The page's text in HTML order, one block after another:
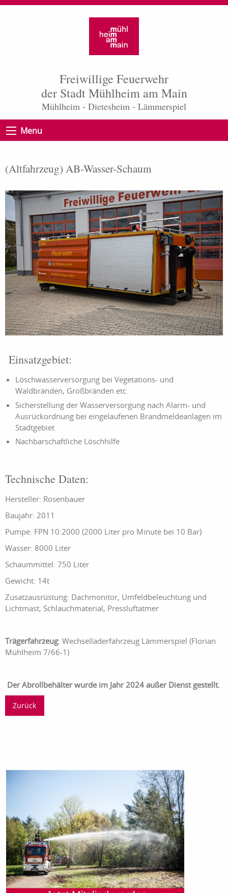
Freiwillige Feuerwehr
der Stadt Mühlheim am Main
Mühlheim - Dietesheim - Lämmerspiel
Menu
(Altfahrzeug) AB-Wasser-Schaum
Einsatzgebiet:
Löschwasserversorgung bei Vegetations- und
Waldbränden, Großbränden etc.
Sicherstellung der Wasserversorgung nach Alarm- und
Ausrückordnung bei eingelaufenen Brandmeldeanlagen im
Stadtgebiet
Nachbarschaftliche Löschhilfe
Technische Daten:
Hersteller: Rosenbauer
Baujahr: 2011
Pumpe: FPN 10:2000 (2000 Liter pro Minute bei 10 Bar)
Wasser: 8000 Liter
Schaummittel: 750 Liter
Gewicht: 14t
Zusatzausrüstung: Dachmonitor, Umfeldbeleuchtung und
Lichtmast, Schlauchmaterial, Pressluftatmer
Trägerfahrzeug: Wechselladerfahrzeug Lämmerspiel (Florian
Mühlheim 7/66-1)
Der Abrollbehälter wurde im Jahr 2024 außer Dienst gestellt.
Zurück